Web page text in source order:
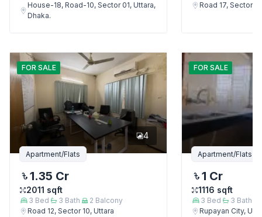
House-18, Road-10, Sector 01, Uttara,
Dhaka.
Road 17, Sector
FOR SALE
4
Apartment/Flats
1.35 Cr
2011 sqft
3 Bed 3 Bath 2 Balcony
Road 12, Sector 10, Uttara
FOR SALE
Apartment/Flats
1 Cr
1116 sqft
3 Bed 3 Bath
Rupayan City,